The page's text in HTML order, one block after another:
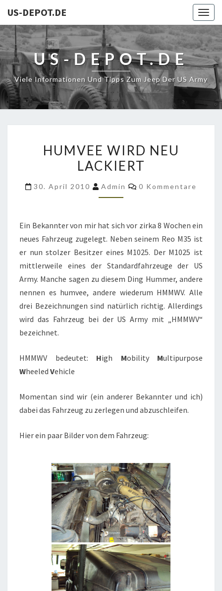
US-DEPOT.DE
US-DEPOT.DE
Viele Informationen Und Tipps Zum Jeep Der US Army
WIRD
NEU
HUMVEE WIRD NEU
LACKIERT
30. April 2010 Admin Kommentare
0 Kommentare
Ein Bekannter von mir hat sich vor zirka 8 Wochen ein
neues Fahrzeug zugelegt. Neben seinem Reo M35 ist
er nun stolzer Besitzer eines M1025. Der M1025 ist
mittlerweile eines der Standardfahrzeuge der US
Army. Manche sagen zu diesem Ding Hummer, andere
nennen es humvee, andere wiederum HMMWV. Alle
drei Bezeichnungen sind natürlich richtig. Allerdings
wird das Fahrzeug bei der US Army mit „HMMWV“
bezeichnet.
HMMWV bedeutet: High Mobility Multipurpose
Wheeled Vehicle
Momentan sind wir (ein anderer Bekannter und ich)
dabei das Fahrzeug zu zerlegen und abzuschleifen.
Hier ein paar Bilder von dem Fahrzeug: